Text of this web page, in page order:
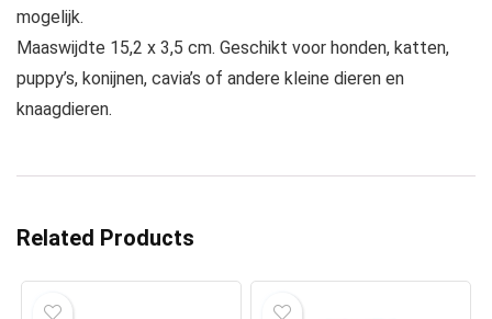
mogelijk.
Maaswijdte 15,2 x 3,5 cm. Geschikt voor honden, katten,
puppy’s, konijnen, cavia’s of andere kleine dieren en
knaagdieren.
Related Products